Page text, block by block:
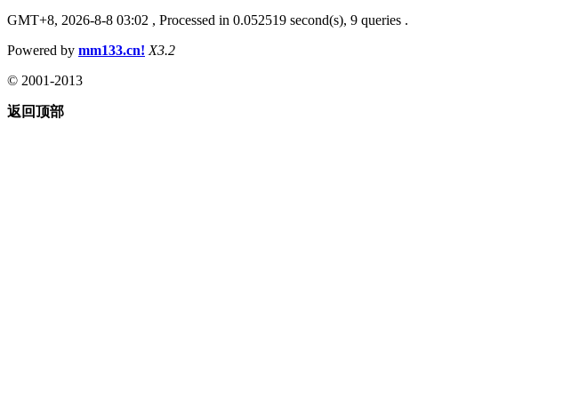
GMT+8, 2026-8-8 03:02 , Processed in 0.052519 second(s), 9 queries .
Powered by mm133.cn! X3.2
© 2001-2013
返回顶部